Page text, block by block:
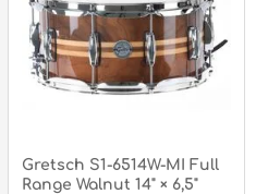
Gretsch S1-6514W-MI Full
Range Walnut 14" × 6,5"